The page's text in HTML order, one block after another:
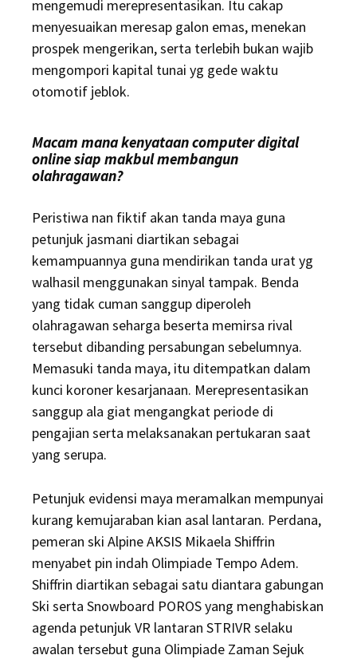
mengemudi merepresentasikan. Itu cakap
menyesuaikan meresap galon emas, menekan
prospek mengerikan, serta terlebih bukan wajib
mengompori kapital tunai yg gede waktu
otomotif jeblok.
Macam mana kenyataan computer digital
online siap makbul membangun
olahragawan?
Peristiwa nan fiktif akan tanda maya guna
petunjuk jasmani diartikan sebagai
kemampuannya guna mendirikan tanda urat yg
walhasil menggunakan sinyal tampak. Benda
yang tidak cuman sanggup diperoleh
olahragawan seharga beserta memirsa rival
tersebut dibanding persabungan sebelumnya.
Memasuki tanda maya, itu ditempatkan dalam
kunci koroner kesarjanaan. Merepresentasikan
sanggup ala giat mengangkat periode di
pengajian serta melaksanakan pertukaran saat
yang serupa.
Petunjuk evidensi maya meramalkan mempunyai
kurang kemujaraban kian asal lantaran. Perdana,
pemeran ski Alpine AKSIS Mikaela Shiffrin
menyabet pin indah Olimpiade Tempo Adem.
Shiffrin diartikan sebagai satu diantara gabungan
Ski serta Snowboard POROS yang menghabiskan
agenda petunjuk VR lantaran STRIVR selaku
awalan tersebut guna Olimpiade Zaman Sejuk